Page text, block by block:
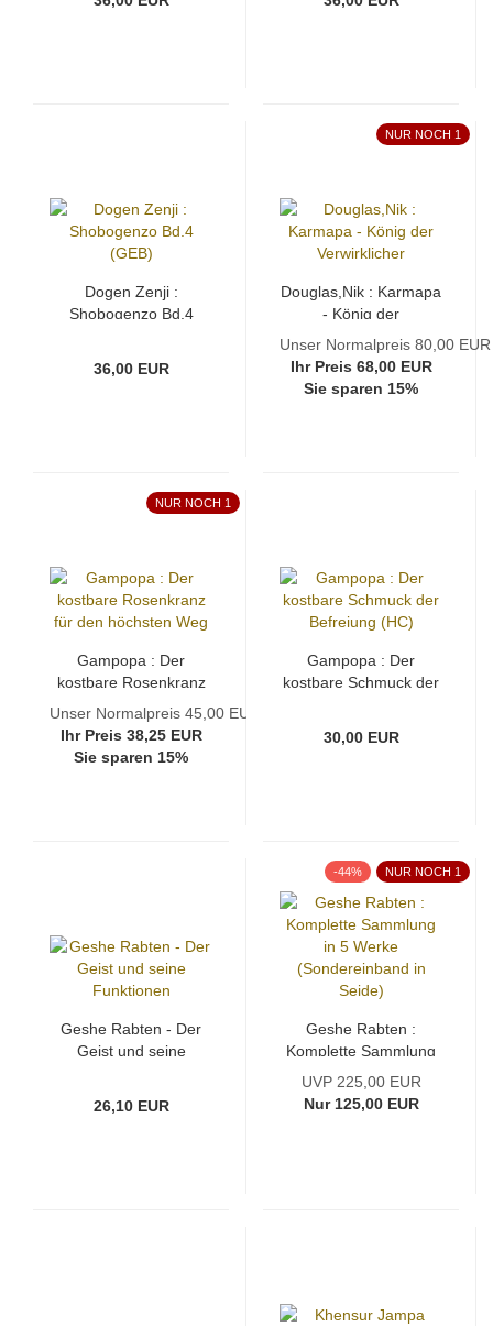
Dogen Zenji :
Shobogenzo Bd.4
36,00 EUR
NUR NOCH 1
Douglas,Nik : Karmapa
- König der
Verwirklicher
Unser Normalpreis 80,00 EUR
Ihr Preis 68,00 EUR
Sie sparen 15%
NUR NOCH 1
Gampopa : Der
kostbare Rosenkranz
für den höchsten Weg
Unser Normalpreis 45,00 EUR
Ihr Preis 38,25 EUR
Sie sparen 15%
Gampopa : Der
kostbare Schmuck der
30,00 EUR
Geshe Rabten - Der
Geist und seine
26,10 EUR
-44% NUR NOCH 1
Geshe Rabten :
Komplette Sammlung
in 5 Werke
(Sondereinband in
Seide)
UVP 225,00 EUR
Nur 125,00 EUR